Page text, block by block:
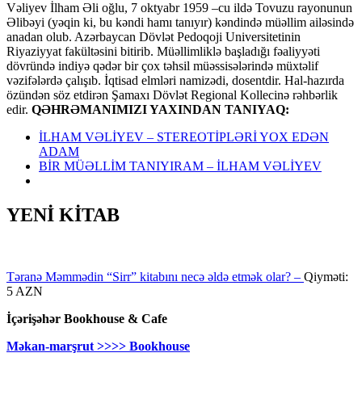
Vəliyev İlham Əli oğlu, 7 oktyabr 1959 –cu ildə Tovuzu rayonunun
Əlibəyi (yəqin ki, bu kəndi hamı tanıyır) kəndində müəllim ailəsində
anadan olub. Azərbaycan Dövlət Pedoqoji Universitetinin
Riyaziyyat fakültəsini bitirib. Müəllimliklə başladığı fəaliyyəti
dövründə indiyə qədər bir çox təhsil müəssisələrində müxtəlif
vəzifələrdə çalışıb. İqtisad elmləri namizədi, dosentdir. Hal-hazırda
özündən söz etdirən Şamaxı Dövlət Regional Kollecinə rəhbərlik
edir. QƏHRƏMANIMIZI YAXINDAN TANIYAQ:
İLHAM VƏLİYEV – STEREOTİPLƏRİ YOX EDƏN
ADAM
BİR MÜƏLLİM TANIYIRAM – İLHAM VƏLİYEV
YENİ KİTAB
Təranə Məmmədin “Sirr” kitabını necə əldə etmək olar? – Qiyməti:
5 AZN
İçərişəhər Bookhouse & Cafe
Məkan-marşrut >>>> Bookhouse